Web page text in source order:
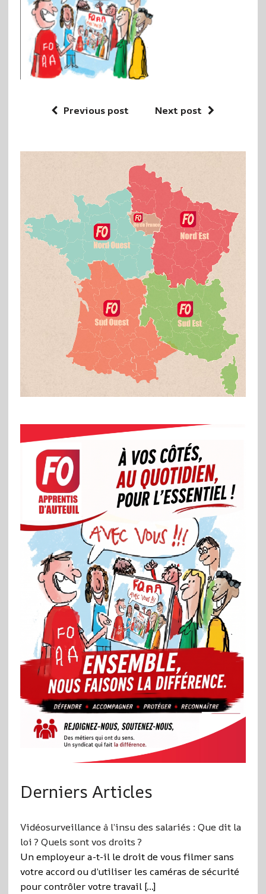
Previous post Next post
Derniers Articles
Vidéosurveillance à l’insu des salariés : Que dit la
loi ? Quels sont vos droits ?
Un employeur a-t-il le droit de vous filmer sans
votre accord ou d’utiliser les caméras de sécurité
pour contrôler votre travail […]